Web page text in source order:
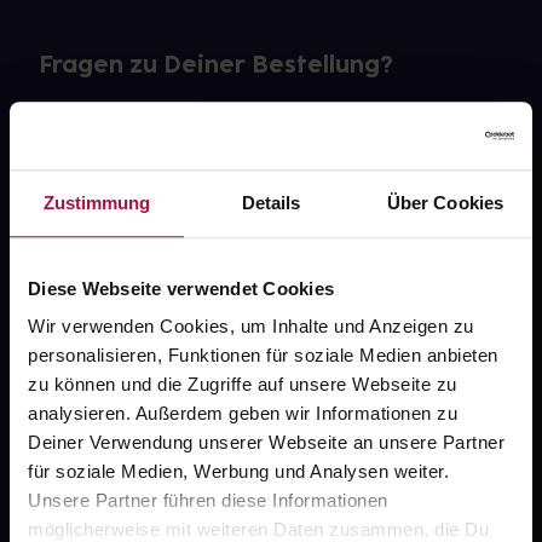
Zustimmung Details Über Cookies
Diese Webseite verwendet Cookies
Wir verwenden Cookies, um Inhalte und Anzeigen zu
personalisieren, Funktionen für soziale Medien anbieten
zu können und die Zugriffe auf unsere Webseite zu
analysieren. Außerdem geben wir Informationen zu
Deiner Verwendung unserer Webseite an unsere Partner
für soziale Medien, Werbung und Analysen weiter.
Unsere Partner führen diese Informationen
möglicherweise mit weiteren Daten zusammen, die Du
Fragen zu Deiner Bestellung?
gesund.de
Über uns
Karriere
Newsletter